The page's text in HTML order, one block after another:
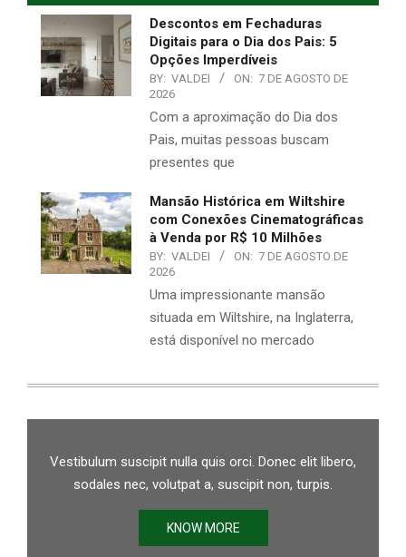
Descontos em Fechaduras
Digitais para o Dia dos Pais: 5
Opções Imperdíveis
BY: VALDEI ON: 7 DE AGOSTO DE
2026
Com a aproximação do Dia dos
Pais, muitas pessoas buscam
presentes que
Mansão Histórica em Wiltshire
com Conexões Cinematográficas
à Venda por R$ 10 Milhões
BY: VALDEI ON: 7 DE AGOSTO DE
2026
Uma impressionante mansão
situada em Wiltshire, na Inglaterra,
está disponível no mercado
Vestibulum suscipit nulla quis orci. Donec elit libero,
sodales nec, volutpat a, suscipit non, turpis.
KNOW MORE